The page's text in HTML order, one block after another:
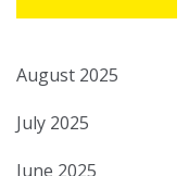
August 2025
July 2025
June 2025